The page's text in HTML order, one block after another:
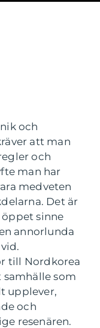
och
att man
och
man har
medveten
Det är
sinne
annorlunda
till Nordkorea
som
upplever,
och
resenären.